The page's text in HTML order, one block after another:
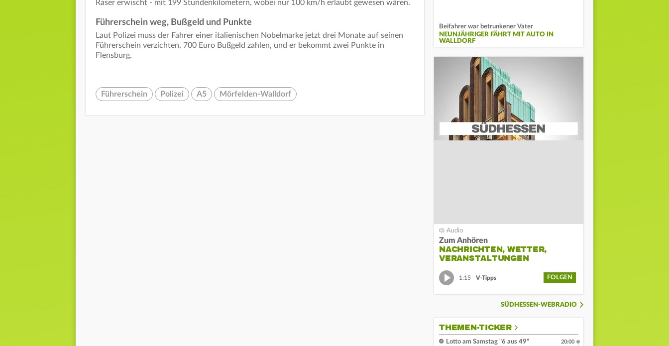
Raser erwischt - mit 199 Stundenkilometern, wobei nur 100 km/h erlaubt gewesen wären.
Führerschein weg, Bußgeld und Punkte
Laut Polizei muss der Fahrer einer italienischen Nobelmarke jetzt drei Monate auf seinen
Führerschein verzichten, 700 Euro Bußgeld zahlen, und er bekommt zwei Punkte in
Flensburg.
Führerschein Polizei A5 Mörfelden-Walldorf
Beifahrer war betrunkener Vater
NEUNJÄHRIGER FÄHRT MIT AUTO IN
WALLDORF
Zum Anhören
NACHRICHTEN, WETTER,
VERANSTALTUNGEN
1:15 V-Tipps FOLGEN
SÜDHESSEN-WEBRADIO
THEMEN-TICKER
Lotto am Samstag "6 aus 49"
20:00